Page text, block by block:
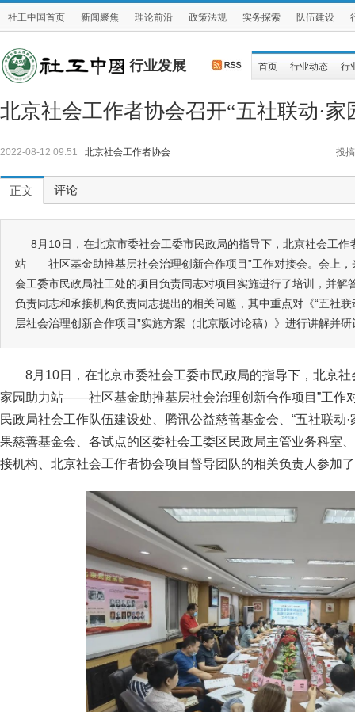
社工中国首页 新闻聚焦 理论前沿 政策法规 实务探索 队伍建设
行业发展 首页 行业动态 行
北京社会工作者协会召开“五社联动·
2022-08-12 09:51 北京社会工作者协会 投搞
正文 评论
8月10日，在北京市委社会工委市民政局的指导下，北京社会工作
站——社区基金助推基层社会治理创新合作项目”工作对接会。会上
会工委市民政局社工处的项目负责同志对项目实施进行了培训，并解
负责同志和承接机构负责同志提出的相关问题，其中重点对《“五社
层社会治理创新合作项目”实施方案（北京版讨论稿）》进行讲解并研
8月10日，在北京市委社会工委市民政局的指导下，北京社
家园助力站——社区基金助推基层社会治理创新合作项目”工作
民政局社会工作队伍建设处、腾讯公益慈善基金会、“五社联动
果慈善基金会、各试点的区委社会工委区民政局主管业务科室
接机构、北京社会工作者协会项目督导团队的相关负责人参加